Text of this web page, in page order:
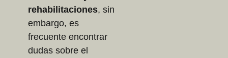
rehabilitaciones, sin
embargo, es
frecuente encontrar
dudas sobre el